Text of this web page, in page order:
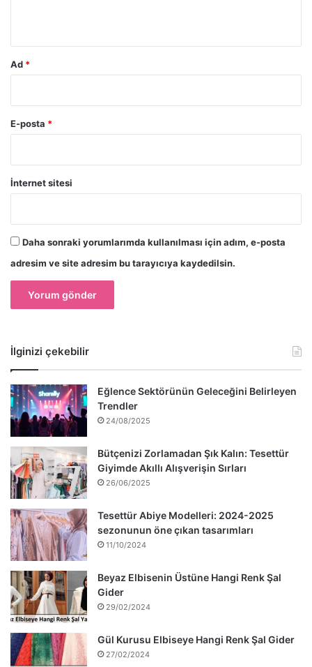
Ad *
E-posta *
İnternet sitesi
Daha sonraki yorumlarımda kullanılması için adım, e-posta
adresim ve site adresim bu tarayıcıya kaydedilsin.
İlginizi çekebilir
Eğlence Sektörünün Geleceğini Belirleyen
Trendler
24/08/2025
Bütçenizi Zorlamadan Şık Kalın: Tesettür
Giyimde Akıllı Alışverişin Sırları
26/06/2025
Tesettür Abiye Modelleri: 2024-2025
sezonunun öne çıkan tasarımları
11/10/2024
Beyaz Elbisenin Üstüne Hangi Renk Şal
Gider
29/02/2024
Gül Kurusu Elbiseye Hangi Renk Şal Gider
27/02/2024